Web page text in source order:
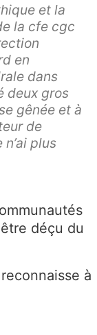
et la
la cfe cgc
en
dans
deux gros
gênée et à
de
plus
déçu du
à